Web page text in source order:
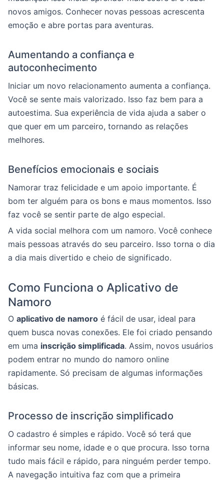
novos amigos. Conhecer novas pessoas acrescenta
emoção e abre portas para aventuras.
Aumentando a confiança e
autoconhecimento
Iniciar um novo relacionamento aumenta a confiança.
Você se sente mais valorizado. Isso faz bem para a
autoestima. Sua experiência de vida ajuda a saber o
que quer em um parceiro, tornando as relações
melhores.
Benefícios emocionais e sociais
Namorar traz felicidade e um apoio importante. É
bom ter alguém para os bons e maus momentos. Isso
faz você se sentir parte de algo especial.
A vida social melhora com um namoro. Você conhece
mais pessoas através do seu parceiro. Isso torna o dia
a dia mais divertido e cheio de significado.
Como Funciona o Aplicativo de
Namoro
O aplicativo de namoro é fácil de usar, ideal para
quem busca novas conexões. Ele foi criado pensando
em uma inscrição simplificada. Assim, novos usuários
podem entrar no mundo do namoro online
rapidamente. Só precisam de algumas informações
básicas.
Processo de inscrição simplificado
O cadastro é simples e rápido. Você só terá que
informar seu nome, idade e o que procura. Isso torna
tudo mais fácil e rápido, para ninguém perder tempo.
A navegação intuitiva faz com que a primeira